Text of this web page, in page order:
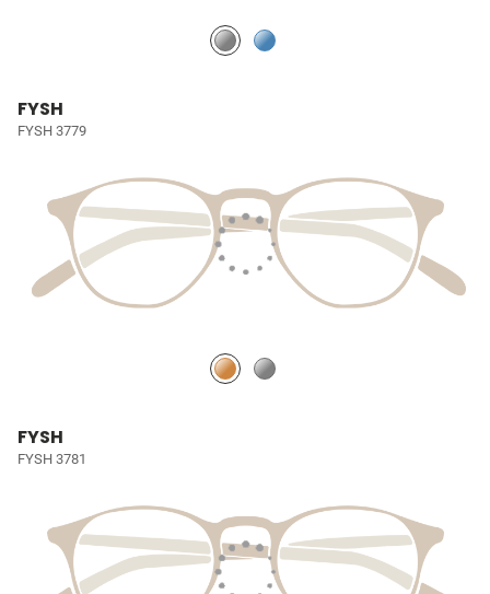
FYSH
FYSH 3779
FYSH
FYSH 3781